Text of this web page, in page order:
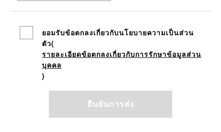
ยอมรับข้อตกลงเกี่ยวกับนโยบายความเป็นส่วน
ตัว(
รายละเอียดข้อตกลงเกี่ยวกับการรักษาข้อมูลส่วน
บุคคล
)